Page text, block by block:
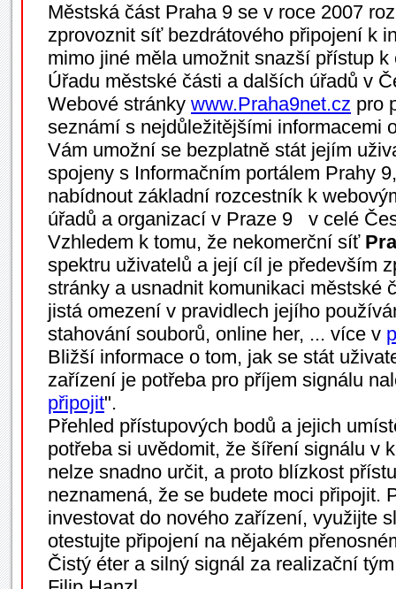
Městská část Praha 9 se v roce 2007
zprovoznit síť bezdrátového připojení k
mimo jiné měla umožnit snazší přístup
Úřadu městské části a dalších úřadů v
Webové stránky www.Praha9net.cz pro
seznámí s nejdůležitějšími informacemi
Vám umožní se bezplatně stát jejím
spojeny s Informačním portálem Prahy
nabídnout základní rozcestník k
úřadů a organizací v Praze 9 v celé
Vzhledem k tomu, že nekomerční síť
spektru uživatelů a její cíl je především
stránky a usnadnit komunikaci městské
jistá omezení v pravidlech jejího
stahování souborů, online her, ... více v
Bližší informace o tom, jak se stát
zařízení je potřeba pro příjem signálu
připojit".
Přehled přístupových bodů a jejich
potřeba si uvědomit, že šíření signálu v
nelze snadno určit, a proto blízkost
neznamená, že se budete moci připojit.
investovat do nového zařízení, využijte
otestujte připojení na nějakém
Čistý éter a silný signál za realizační